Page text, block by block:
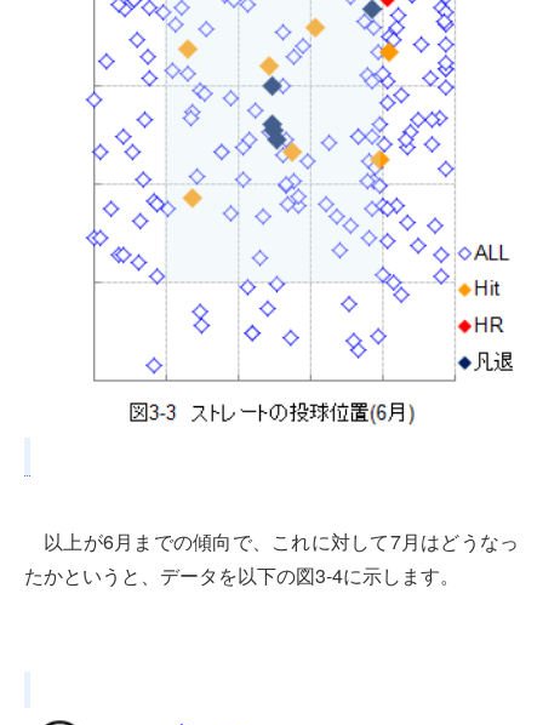
以上が6月までの傾向で、これに対して7月はどうなっ
たかというと、データを以下の図3-4に示します。